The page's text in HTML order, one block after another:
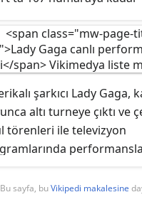
MTV Video Müzik
elde etti veBillboard
Ocak 2015'te
Klibi seçildi.
"Alejandro"
çekildi.
bir elbise giyerken
albümün kapak
Nick Knight çekti.
kitapçıklara yer verdi ve
olumlu
albüm; Güney Kore,
listelere girdi.
Ball Tour'da
şarkıcı Lady Gaga,
altı turneye çıktı ve
törenleri ile televizyon
Miss Universe
Bu sayfa, buVikipedi makalesine